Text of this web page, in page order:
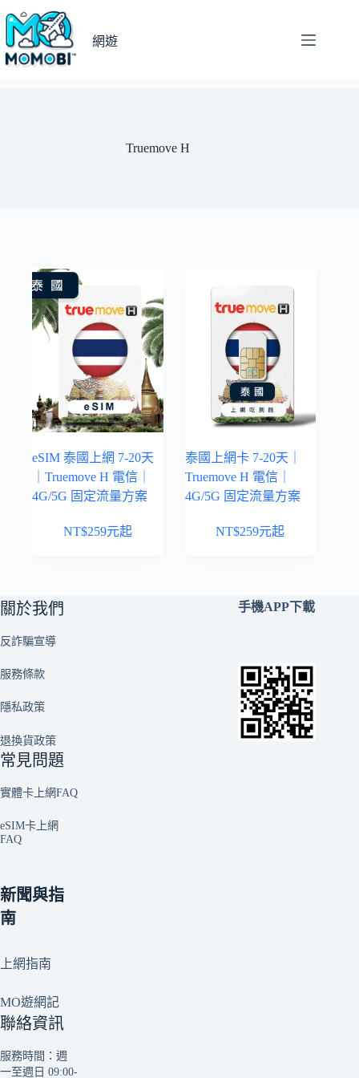
跳
主
要
網遊
Truemove H
eSIM 泰國上網 7-20天
｜Truemove H 電信｜
4G/5G 固定流量方案
NT$259元起
泰國上網卡 7-20天｜
Truemove H 電信｜
4G/5G 固定流量方案
NT$259元起
關於我們
反詐騙宣導
服務條款
隱私政策
退換貨政策
常見問題
實體卡上網FAQ
eSIM卡上網
FAQ
新聞與指
南
上網指南
MO遊網記
聯絡資訊
服務時間：週
一至週日 09:00-
手機APP下載